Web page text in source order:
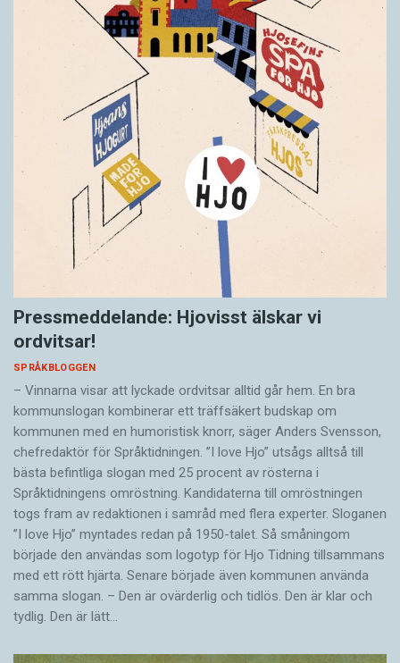
Pressmeddelande: Hjovisst älskar vi
ordvitsar!
SPRÅKBLOGGEN
– Vinnarna visar att lyckade ordvitsar alltid går hem. En bra
kommunslogan kombinerar ett träffsäkert budskap om
kommunen med en humoristisk knorr, säger Anders Svensson,
chefredaktör för Språktidningen. ”I love Hjo” utsågs alltså till
bästa befintliga slogan med 25 procent av rösterna i
Språktidningens omröstning. Kandidaterna till omröstningen
togs fram av redaktionen i samråd med flera experter. Sloganen
”I love Hjo” myntades redan på 1950-talet. Så småningom
började den användas som logotyp för Hjo Tidning tillsammans
med ett rött hjärta. Senare började även kommunen använda
samma slogan. – Den är ovärderlig och tidlös. Den är klar och
tydlig. Den är lätt…